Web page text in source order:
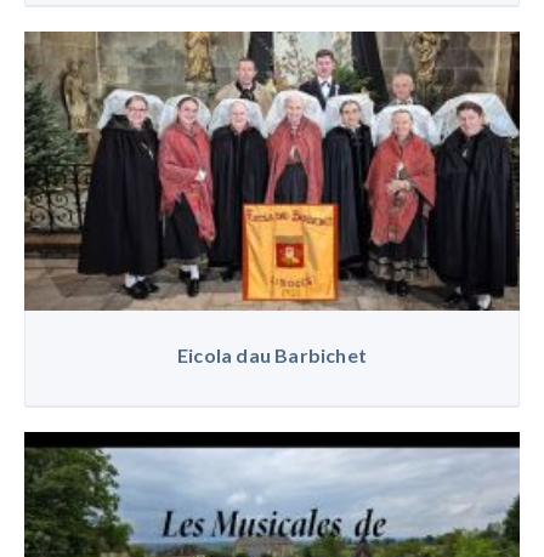
Eicola dau Barbichet